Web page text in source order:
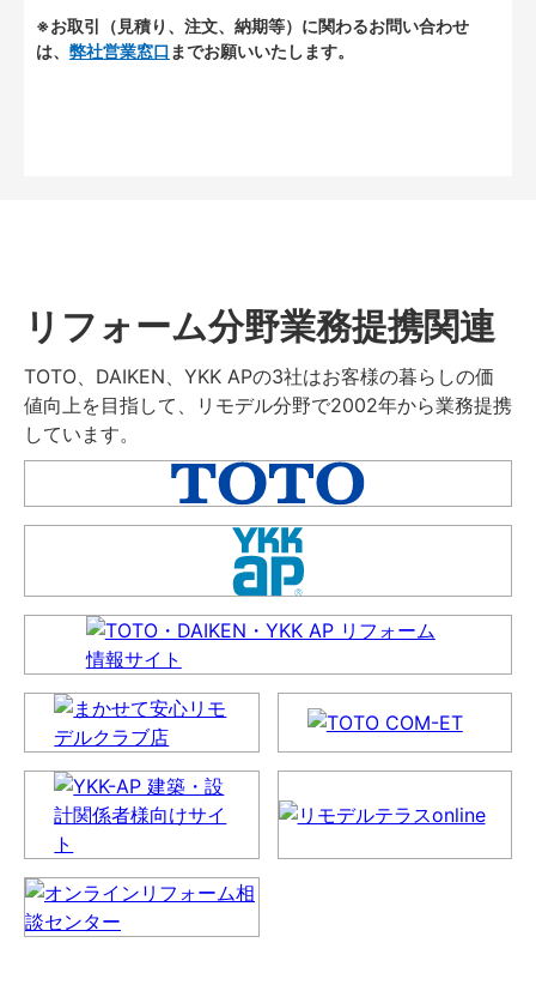
※お取引（見積り、注文、納期等）に関わるお問い合わせ
は、 弊社営業窓口 までお願いいたします。
リフォーム分野業務提携関連
TOTO、DAIKEN、YKK APの3社はお客様の暮らしの価
値向上を目指して、リモデル分野で2002年から業務提携
しています。